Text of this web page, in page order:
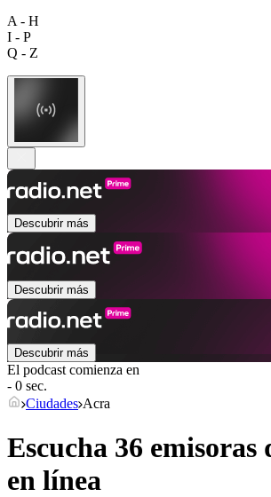
A - H
I - P
Q - Z
Descubrir más
Descubrir más
Descubrir más
El podcast comienza en
- 0 sec.
Ciudades Acra
Escucha 36 emisoras
en línea